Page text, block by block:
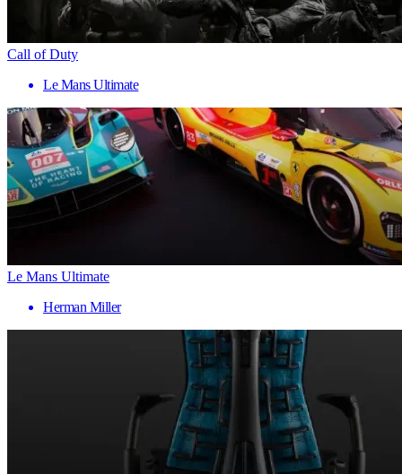
Call of Duty
Le Mans Ultimate
Le Mans Ultimate
Herman Miller